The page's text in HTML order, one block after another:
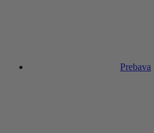
Prebava